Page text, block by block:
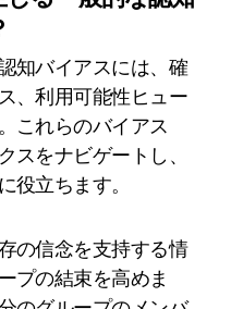
な相互作用を強化し
断を導き、社会的文
欠なグループの結束
を理解することで、
クスを形成する感情
になります。
知バイアスには、確